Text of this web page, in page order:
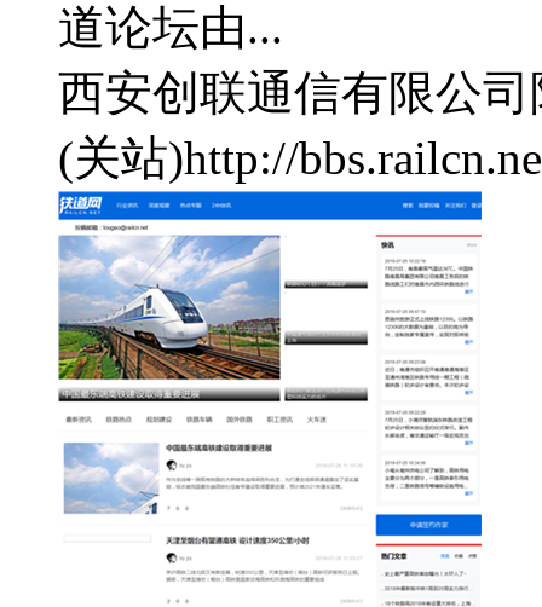
道论坛由...
西安创联通信有限公司
(关站)http://